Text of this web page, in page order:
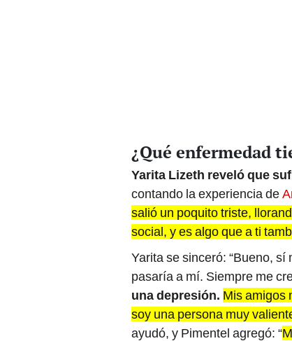
¿Qué enfermedad
Yarita Lizeth reveló que
contando la experiencia de
salió un poquito triste,
social, y es algo que a ti
Yarita se sinceró: “Bueno,
pasaría a mí. Siempre me
una depresión. Mis amigos
soy una persona muy
ayudó, y Pimentel agregó: “